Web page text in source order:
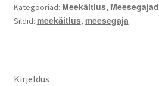
Kategooriad: Meekäitlus, Meesegajad
Sildid: meekäitlus, meesegaja
Kirjeldus